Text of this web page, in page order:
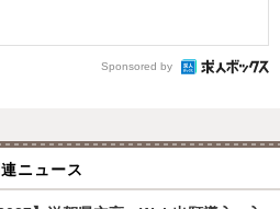
Sponsored by
ニュース